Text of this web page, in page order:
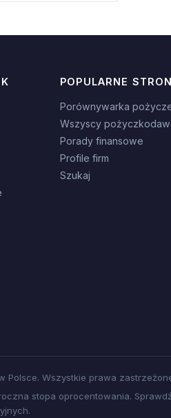
POPULARNE
Porównywarka
Wszyscy
Porady finansowe
Profile firm
Szukaj
Polsce. Wszystkie prawa
stopa oprocentowania.